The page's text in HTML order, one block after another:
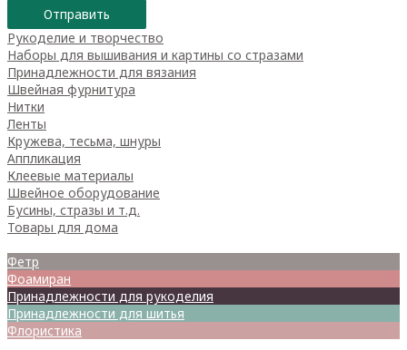
Отправить
Рукоделие и творчество
Наборы для вышивания и картины со стразами
Принадлежности для вязания
Швейная фурнитура
Нитки
Ленты
Кружева, тесьма, шнуры
Аппликация
Клеевые материалы
Швейное оборудование
Бусины, стразы и т.д.
Товары для дома
Фетр
Фоамиран
Принадлежности для рукоделия
Принадлежности для шитья
Флористика